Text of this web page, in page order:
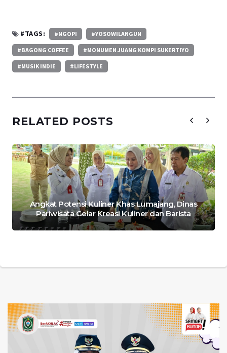
#TAGS: #NGOPI #YOSOWILANGUN
#BAGONG COFFEE #MONUMEN JUANG KOMPI SUKERTIYO
#MUSIK INDIE #LIFESTYLE
RELATED POSTS
Angkat Potensi Kuliner Khas Lumajang, Dinas
Pariwisata Gelar Kreasi Kuliner dan Barista